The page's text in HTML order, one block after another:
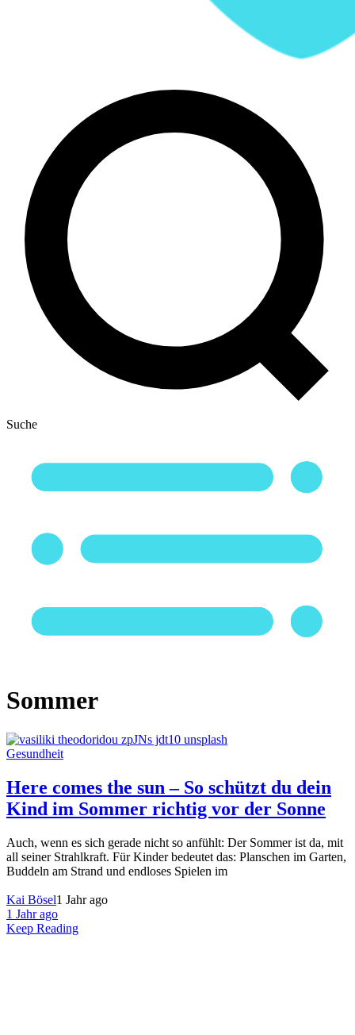
Suche
Sommer
Gesundheit
Here comes the sun – So schützt du dein
Kind im Sommer richtig vor der Sonne
Auch, wenn es sich gerade nicht so anfühlt: Der Sommer ist da, mit
all seiner Strahlkraft. Für Kinder bedeutet das: Planschen im Garten,
Buddeln am Strand und endloses Spielen im
Kai Bösel1 Jahr ago
1 Jahr ago
Keep Reading